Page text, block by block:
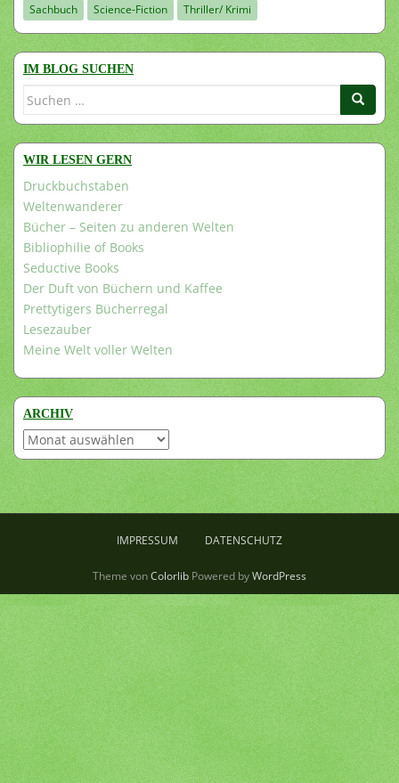
Sachbuch
Science-Fiction Thriller/ Krimi
IM BLOG SUCHEN
Suchen
WIR LESEN GERN
Druckbuchstaben
Weltenwanderer
Bücher – Seiten zu anderen Welten
Bibliophilie of Books
Seductive Books
Der Duft von Büchern und Kaffee
Prettytigers Bücherregal
Lesezauber
Meine Welt voller Welten
ARCHIV
Archiv
IMPRESSUM DATENSCHUTZ
Theme vonColorlib Powered byWordPress